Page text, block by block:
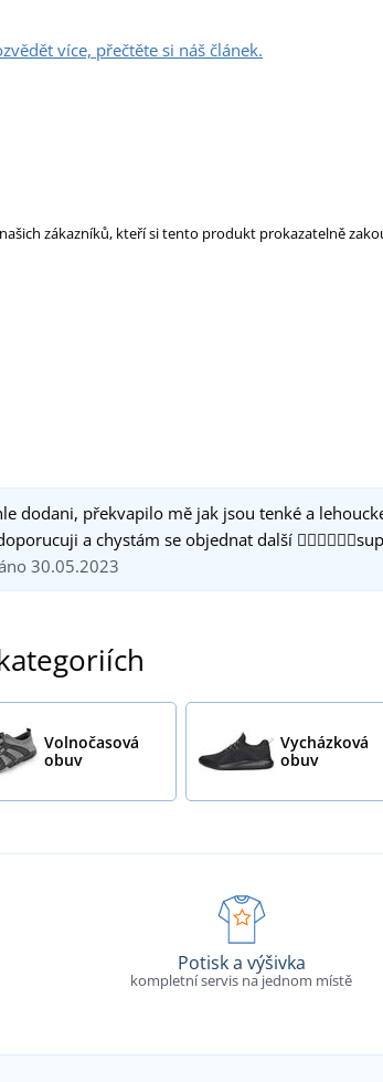
více, přečtěte si náš článek.
zákazníků, kteří si tento produkt prokazatelně
dodani, překvapilo mě jak jsou tenké a lehoucke a
a chystám se objednat další
30.05.2023
Volnočasová
obuv
Vycházková
obuv
Potisk a výšivka
kompletní servis na jednom místě